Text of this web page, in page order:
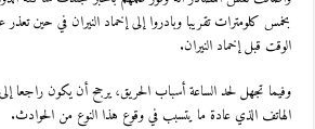
بخمس كلومترات تقريبا وبادروا إلى إخماد النيران في حين تعذر
الوقت قبل إخماد النيران.
وفيما تجهل لحد الساعة أسباب الحريق، يرجح أن يكون راجعا
الهاتف الذي عادة ما يتسبب في وقوع هذا النوع من الحوادث.